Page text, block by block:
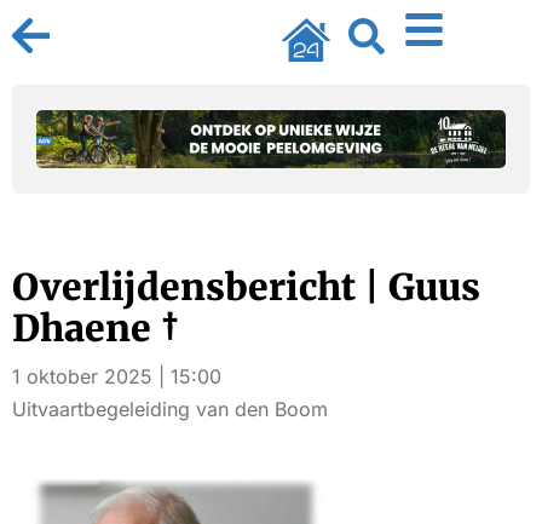
Overlijdensbericht | Guus
Dhaene †
1 oktober 2025 | 15:00
Uitvaartbegeleiding van den Boom